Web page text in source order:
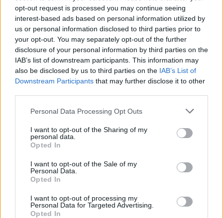
opt-out request is processed you may continue seeing
interest-based ads based on personal information utilized by
us or personal information disclosed to third parties prior to
your opt-out. You may separately opt-out of the further
disclosure of your personal information by third parties on the
IAB’s list of downstream participants. This information may
also be disclosed by us to third parties on the IAB’s List of
Downstream Participants that may further disclose it to other
Personal Data Processing Opt Outs
I want to opt-out of the Sharing of my
personal data.
Opted In
I want to opt-out of the Sale of my
Personal Data.
Opted In
I want to opt-out of processing my
Personal Data for Targeted Advertising.
Opted In
Violência doméstica: Homem detido em Elvas pela PSP ficou
em prisão preventiva
de violência doméstica...
13 Abril, 2026 - 17:49